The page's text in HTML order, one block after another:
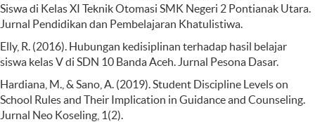
Siswa di Kelas XI Teknik Otomasi SMK Negeri 2 Pontianak Utara.
Jurnal Pendidikan dan Pembelajaran Khatulistiwa.
Elly, R. (2016). Hubungan kedisiplinan terhadap hasil belajar
siswa kelas V di SDN 10 Banda Aceh. Jurnal Pesona Dasar.
Hardiana, M., & Sano, A. (2019). Student Discipline Levels on
School Rules and Their Implication in Guidance and Counseling.
Jurnal Neo Koseling, 1(2).